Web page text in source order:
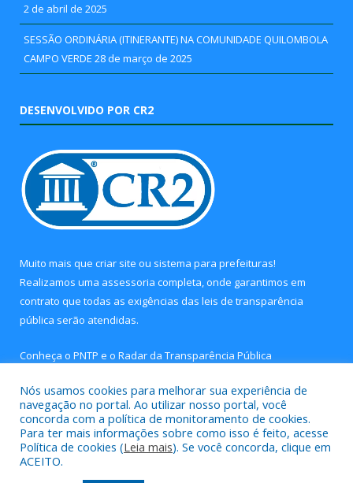
2 de abril de 2025
SESSÃO ORDINÁRIA (ITINERANTE) NA COMUNIDADE QUILOMBOLA
CAMPO VERDE 28 de março de 2025
DESENVOLVIDO POR CR2
Muito mais que criar site ou sistema para prefeituras!
Realizamos uma assessoria completa, onde garantimos em
contrato que todas as exigências das leis de transparência
pública serão atendidas.
Conheça o PNTP e o Radar da Transparência Pública
Todos os direitos reservados a Câmara Municipal de Concórdia
do Pará.
Nós usamos cookies para melhorar sua experiência de
navegação no portal. Ao utilizar nosso portal, você
concorda com a política de monitoramento de cookies.
Para ter mais informações sobre como isso é feito, acesse
Política de cookies (Leia mais). Se você concorda, clique em
ACEITO.